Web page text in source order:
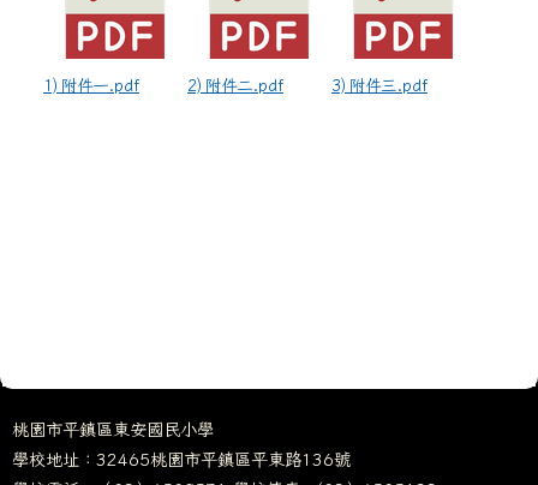
1) 附件一.pdf 2) 附件二.pdf 3) 附件三.pdf
桃園市平鎮區東安國民小學
學校地址：32465桃園市平鎮區平東路136號